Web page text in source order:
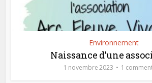
Environnement
Naissance d’une
1 novembre 2023 1